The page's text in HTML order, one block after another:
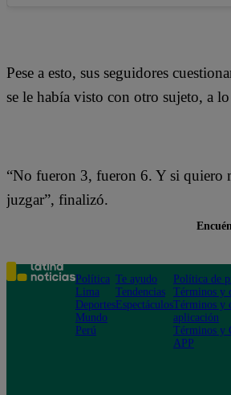
Pese a esto, sus seguidores
se le había visto con otro sujeto, a
“No fueron 3, fueron 6. Y si quiero
juzgar”, finalizó.
Política
Lima
Deportes
Mundo
Perú
Te ayudo
Tendencias
Espectáculos
Política de
Términos y
Términos y
aplicación
Términos y
APP